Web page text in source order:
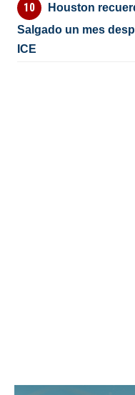
Houston
Salgado un mes
ICE